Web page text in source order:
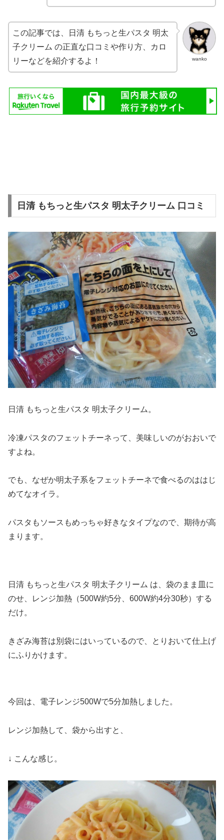
wanko
この記事では、日清 もちっと生パスタ 明太
子クリーム の正直な口コミや作り方、カロ
リーなどを紹介するよ！
日清 もちっと生パスタ 明太子クリーム 口コミ
日清 もちっと生パスタ 明太子クリーム。
冷凍パスタのフェットチーネって、美味しいのがおおいで
すよね。
でも、なぜか明太子系をフェットチーネで食べるのははじ
めてなオイラ。
パスタもソースもめっちゃ好きなタイプなので、期待が高
まります。
日清 もちっと生パスタ 明太子クリーム は、袋のまま皿に
のせ、レンジ加熱（500W約5分、600W約4分30秒）する
だけ。
きざみ海苔は別袋にはいっているので、とりおいて仕上げ
にふりかけます。
今回は、電子レンジ500Wで5分加熱しました。
レンジ加熱して、袋から出すと、
↓ こんな感じ。